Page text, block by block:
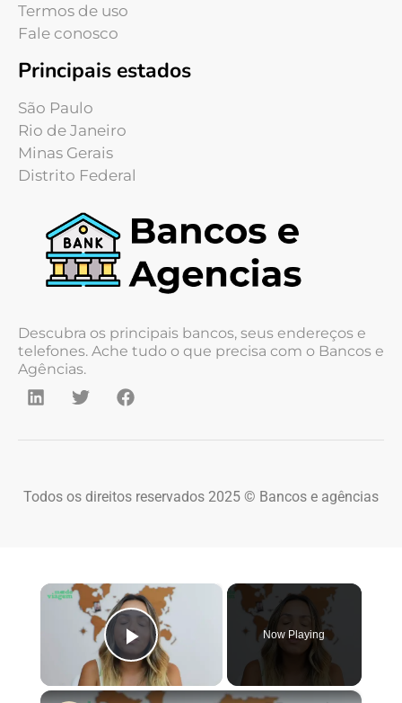
Termos de uso
Fale conosco
Principais estados
São Paulo
Rio de Janeiro
Minas Gerais
Distrito Federal
Descubra os principais bancos, seus endereços e
telefones. Ache tudo o que precisa com o Bancos e
Agências.
Todos os direitos reservados 2025 © Bancos e agências
×
Play Video
Now Playing
×